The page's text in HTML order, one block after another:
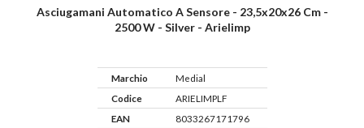
Asciugamani Automatico A Sensore - 23,5x20x26 Cm -
2500 W - Silver - Arielimp
Marchio
Medial
Codice
ARIELIMPLF
EAN
8033267171796